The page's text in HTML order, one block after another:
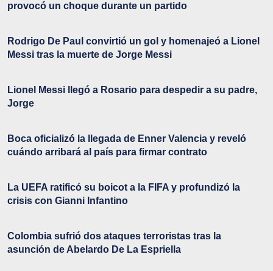
provocó un choque durante un partido
Rodrigo De Paul convirtió un gol y homenajeó a Lionel
Messi tras la muerte de Jorge Messi
Lionel Messi llegó a Rosario para despedir a su padre,
Jorge
Boca oficializó la llegada de Enner Valencia y reveló
cuándo arribará al país para firmar contrato
La UEFA ratificó su boicot a la FIFA y profundizó la
crisis con Gianni Infantino
Colombia sufrió dos ataques terroristas tras la
asunción de Abelardo De La Espriella